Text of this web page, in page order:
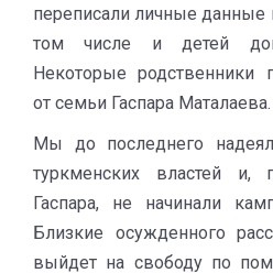
переписали личные данные
том числе и детей
Некоторые родственники
от семьи Гаспара Маталаева.
Мы до последнего
туркменских властей и,
Гаспара, не начинали
Близкие осужденного
выйдет на свободу по